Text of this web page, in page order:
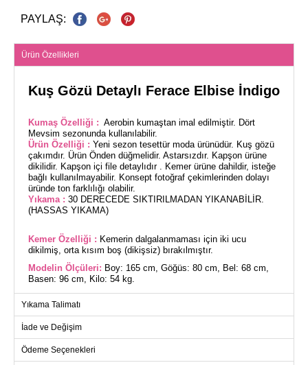
PAYLAŞ:
Ürün Özellikleri
Kuş Gözü Detaylı Ferace Elbise İndigo
Kumaş Özelliği : Aerobin kumaştan imal edilmiştir. Dört
Mevsim sezonunda kullanılabilir.
Ürün Özelliği : Yeni sezon tesettür moda ürünüdür. Kuş gözü
çakımdır. Ürün Önden düğmelidir. Astarsızdır. Kapşon ürüne
dikilidir. Kapşon içi file detaylıdır . Kemer ürüne dahildir, isteğe
bağlı kullanılmayabilir. Konsept fotoğraf çekimlerinden dolayı
üründe ton farklılığı olabilir.
Yıkama : 30 DERECEDE SIKTIRILMADAN YIKANABİLİR.
(HASSAS YIKAMA)
Kemer Özelliği : Kemerin dalgalanmaması için iki ucu
dikilmiş, orta kısım boş (dikişsiz) bırakılmıştır.
Modelin Ölçüleri: Boy: 165 cm, Göğüs: 80 cm, Bel: 68 cm,
Basen: 96 cm, Kilo: 54 kg.
(Modelin üzerindeki ürün 38 bedendir.)
Beden
Göğüs
Boy
Yıkama Talimatı
İade ve Değişim
Ödeme Seçenekleri